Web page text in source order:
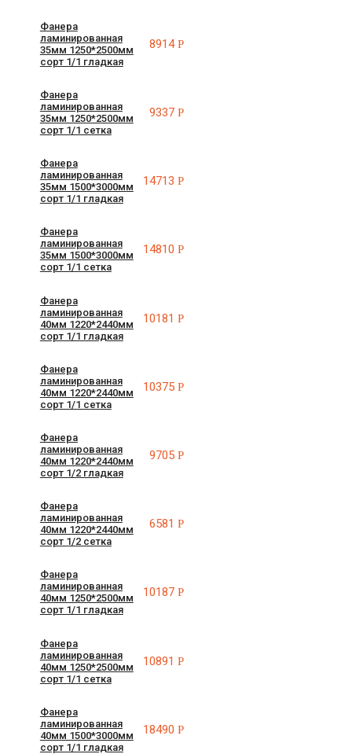
Фанера
ламинированная
35мм 1250*2500мм
сорт 1/1 гладкая
8914Р
Фанера
ламинированная
35мм 1250*2500мм
сорт 1/1 сетка
9337Р
Фанера
ламинированная
35мм 1500*3000мм
сорт 1/1 гладкая
14713Р
Фанера
ламинированная
35мм 1500*3000мм
сорт 1/1 сетка
14810Р
Фанера
ламинированная
40мм 1220*2440мм
сорт 1/1 гладкая
10181Р
Фанера
ламинированная
40мм 1220*2440мм
сорт 1/1 сетка
10375Р
Фанера
ламинированная
40мм 1220*2440мм
сорт 1/2 гладкая
9705Р
Фанера
ламинированная
40мм 1220*2440мм
сорт 1/2 сетка
6581Р
Фанера
ламинированная
40мм 1250*2500мм
сорт 1/1 гладкая
10187Р
Фанера
ламинированная
40мм 1250*2500мм
сорт 1/1 сетка
10891Р
Фанера
ламинированная
40мм 1500*3000мм
сорт 1/1 гладкая
18490Р